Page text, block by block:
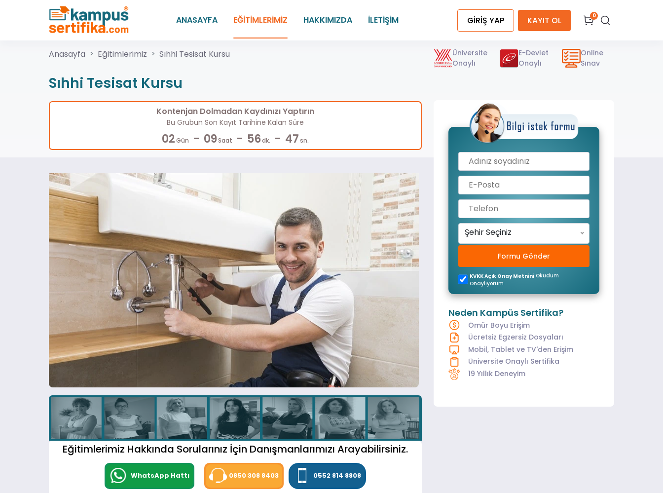
ANASAYFA EĞİTİMLERİMİZ HAKKIMIZDA İLETİŞİM GİRİŞ YAP KAYIT OL 0
Anasayfa Eğitimlerimiz Sıhhi Tesisat Kursu
Üniversite
Onaylı
E-Devlet
Onaylı
Online
Sınav
Sıhhi Tesisat Kursu
Kontenjan Dolmadan Kaydınızı Yaptırın
Bu Grubun Son Kayıt Tarihine Kalan Süre
02Gün - 09Saat - 56dk. - 46 sn.
Eğitimlerimiz Hakkında Sorularınız İçin Danışmanlarımızı Arayabilirsiniz.
WhatsApp Hattı 0850 308 8403 0552 814 8808
Şehir Seçiniz
Formu Gönder
KVKK Açık Onay Metnini Okudum
Onaylıyorum.
Neden Kampüs Sertifika?
Ömür Boyu Erişim
Ücretsiz Egzersiz Dosyaları
Mobil, Tablet ve TV'den Erişim
Üniversite Onaylı Sertifika
19 Yıllık Deneyim